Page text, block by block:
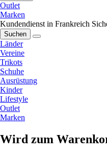
Outlet
Marken
Kundendienst in Frankreich
Suchen
Länder
Vereine
Trikots
Schuhe
Ausrüstung
Kinder
Lifestyle
Outlet
Marken
Wird zum